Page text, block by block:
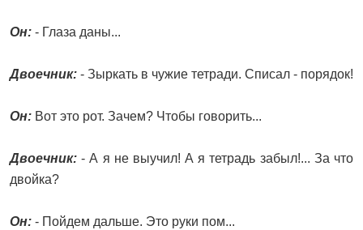
Он: - Глаза даны...
Двоечник: - Зыркать в чужие тетради. Списал - порядок!
Он: Вот это рот. Зачем? Чтобы говорить...
Двоечник: - А я не выучил! А я тетрадь забыл!... За что
двойка?
Он: - Пойдем дальше. Это руки пом...